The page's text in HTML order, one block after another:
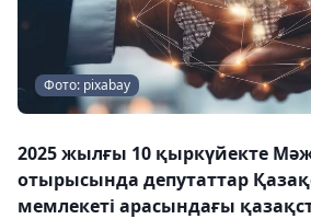
Фото: pixabay
2025 жылғы 10 қыркүйекте
отырысында депутаттар
мемлекеті арасындағы